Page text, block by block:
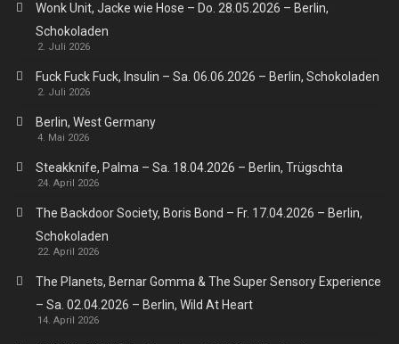
Wonk Unit, Jacke wie Hose – Do. 28.05.2026 – Berlin,
Schokoladen
2. Juli 2026
Fuck Fuck Fuck, Insulin – Sa. 06.06.2026 – Berlin, Schokoladen
2. Juli 2026
Berlin, West Germany
4. Mai 2026
Steakknife, Palma – Sa. 18.04.2026 – Berlin, Trügschta
24. April 2026
The Backdoor Society, Boris Bond – Fr. 17.04.2026 – Berlin,
Schokoladen
22. April 2026
The Planets, Bernar Gomma & The Super Sensory Experience
– Sa. 02.04.2026 – Berlin, Wild At Heart
14. April 2026